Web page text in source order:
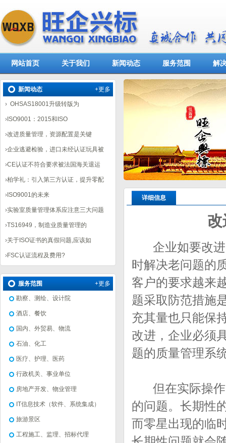
网站首页 关于我们 新闻动态 服务范围 解
+更多
新闻动态
› OHSAS18001升级转版为
› ISO9001：2015和ISO
›改进质量管理，资源配置是关键
›企业逃避检验，进口未经认证玩具被
›CE认证不符合要求被法国海关退运
›柏学礼：引入第三方认证，提升零配
› ISO9001的未来
›实验室质量管理体系应注意三大问题
›TS16949，制造业质量管理的
›关于ISO证书的真假问题,应该如
›FSC认证流程及费用?
+更多
服务范围
勘察、测绘、设计院
酒店、餐饮
国内、外贸易、物流
石油、化工
医疗、护理、医药
行政机关、事业单位
房地产开发、物业管理
IT信息技术（软件、系统集成）
旅游景区
工程施工、监理、招标代理
详细信息
企业如要改进
时解决老问题的
客户的要求越来
题采取防范措施
充其量也只能保
改进，企业必须
题的质量管理系
但在实际操作
的问题。长期性
而零星出现的临